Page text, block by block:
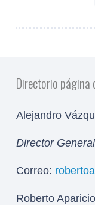
Directorio página
Alejandro
Director
Correo:
Roberto